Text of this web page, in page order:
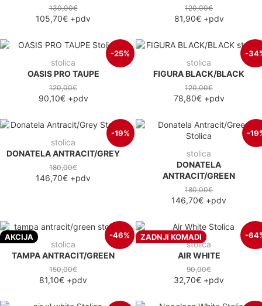
130,00€
105,70€ +pdv
120,00€
81,90€+pdv
-25%
stolica
OASIS PRO TAUPE
120,00€
90,10€+pdv
-
stolica
FIGURA BLACK/BLACK
120,00€
78,80€+pdv
-19%
stolica
DONATELA ANTRACIT/GREY
180,00€
146,70€ +pdv
-
stolica
DONATELA
ANTRACIT/GREEN
180,00€
146,70€ +pdv
AKCIJA -46%
stolica
TAMPA ANTRACIT/GREEN
150,00€
81,10€ +pdv
ZADNJI KOMADI -
stolica
AIR WHITE
90,00€
32,70€ +pdv